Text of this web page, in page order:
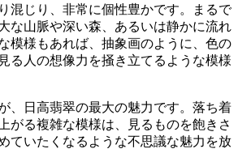
混じり、非常に個性豊かです。まるで
な山脈や深い森、あるいは静かに流れ
模様もあれば、抽象画のように、色の
る人の想像力を掻き立てるような模様
、日高翡翠の最大の魅力です。落ち着
がる複雑な模様は、見るものを飽きさ
ていたくなるような不思議な魅力を放